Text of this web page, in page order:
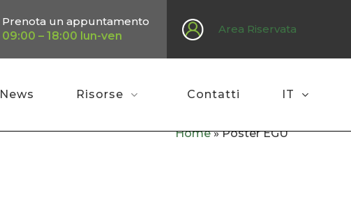
Prenota un appuntamento
09:00 – 18:00 lun-ven
Area Riservata
News Risorse Contatti IT
Home»Poster EGU